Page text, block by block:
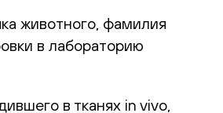
животного, фамилия
в лабораторию
в тканях in vivo,